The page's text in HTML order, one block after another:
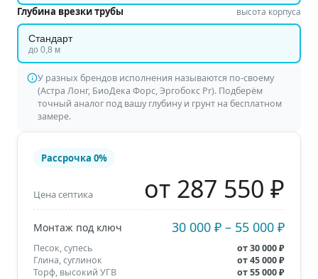
Глубина врезки трубы высота корпуса
Стандарт
до 0,8 м
У разных брендов исполнения называются по-своему
(Астра Лонг, БиоДека Форс, Эргобокс Pr). Подберём
точный аналог под вашу глубину и грунт на бесплатном
замере.
Рассрочка 0%
Цена септика от 287 550 ₽
Монтаж под ключ 30 000 ₽ – 55 000 ₽
Песок, супесь от30 000 ₽
Глина, суглинок
от45 000 ₽
Торф, высокий УГВ
от55 000 ₽